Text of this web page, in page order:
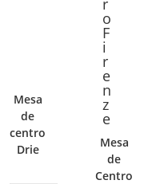
Mesa
de
centro
Drie
Mesa
de
Centro